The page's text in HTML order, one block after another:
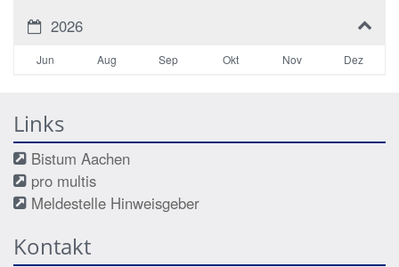
2026
Jun Aug Sep Okt Nov Dez
Links
Bistum Aachen
pro multis
Meldestelle Hinweisgeber
Kontakt